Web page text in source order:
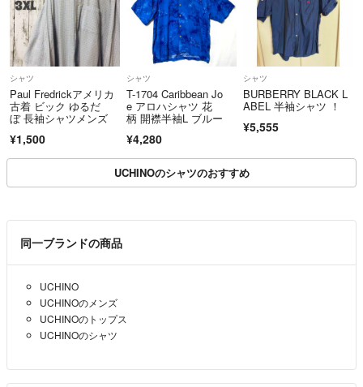
シャツ
Paul Fredrickアメリカ
古着 ビック ゆるだ
ぼ 長袖シャツメンズ
¥1,500
シャツ
T-1704 Caribbean Jo
e アロハシャツ 花
柄 開襟半袖L ブルー
¥4,280
シャツ
BURBERRY BLACK L
ABEL 半袖シャツ ！
¥5,555
UCHINOのシャツのおすすめ
同一ブランドの商品
UCHINO
UCHINOのメンズ
UCHINOのトップス
UCHINOのシャツ